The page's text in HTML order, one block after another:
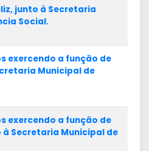
junto à Secretaria
Social.
exercendo a função de
Municipal de
exercendo a função de
Secretaria Municipal de